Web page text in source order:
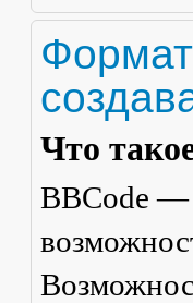
Что
BBCode —